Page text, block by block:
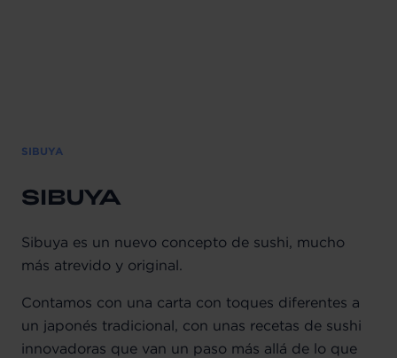
SIBUYA
SIBUYA
Sibuya es un nuevo concepto de sushi, mucho
más atrevido y original.
Contamos con una carta con toques diferentes a
un japonés tradicional, con unas recetas de sushi
innovadoras que van un paso más allá de lo que